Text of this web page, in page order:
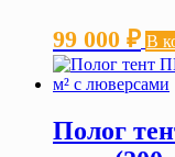
99 000 ₽ В
Полог